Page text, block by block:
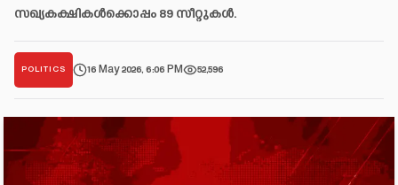
സഖ്യകക്ഷികൾക്കൊപ്പം 89 സീറ്റുകൾ.
POLITICS 16 May 2026, 6:06 PM 52,596